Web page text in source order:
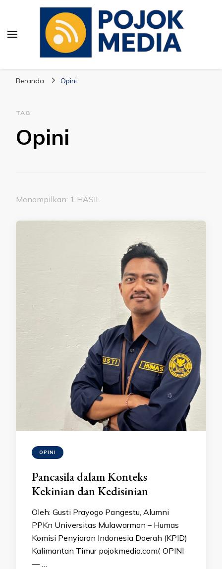
Beranda Opini
TAG
Opini
Menampilkan: 1 HASIL
OPINI
Pancasila dalam Konteks
Kekinian dan Kedisinian
Oleh: Gusti Prayogo Pangestu, Alumni
PPKn Universitas Mulawarman – Humas
Komisi Penyiaran Indonesia Daerah (KPID)
Kalimantan Timur pojokmedia.com/, OPINI
— …